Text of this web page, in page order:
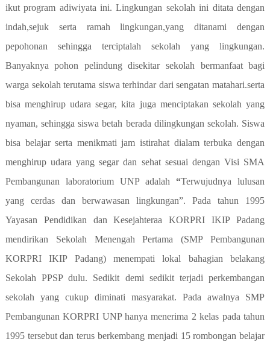
ikut program adiwiyata ini. Lingkungan sekolah ini ditata dengan
indah,sejuk serta ramah lingkungan,yang ditanami dengan
pepohonan sehingga terciptalah sekolah yang lingkungan.
Banyaknya pohon pelindung disekitar sekolah bermanfaat bagi
warga sekolah terutama siswa terhindar dari sengatan matahari.serta
bisa menghirup udara segar, kita juga menciptakan sekolah yang
nyaman, sehingga siswa betah berada dilingkungan sekolah. Siswa
bisa belajar serta menikmati jam istirahat dialam terbuka dengan
menghirup udara yang segar dan sehat sesuai dengan Visi SMA
Pembangunan laboratorium UNP adalah“Terwujudnya lulusan
yang cerdas dan berwawasan lingkungan”. Pada tahun 1995
Yayasan Pendidikan dan Kesejahteraa KORPRI IKIP Padang
mendirikan Sekolah Menengah Pertama (SMP Pembangunan
KORPRI IKIP Padang) menempati lokal bahagian belakang
Sekolah PPSP dulu. Sedikit demi sedikit terjadi perkembangan
sekolah yang cukup diminati masyarakat. Pada awalnya SMP
Pembangunan KORPRI UNP hanya menerima 2 kelas pada tahun
1995 tersebut dan terus berkembang menjadi 15 rombongan belajar